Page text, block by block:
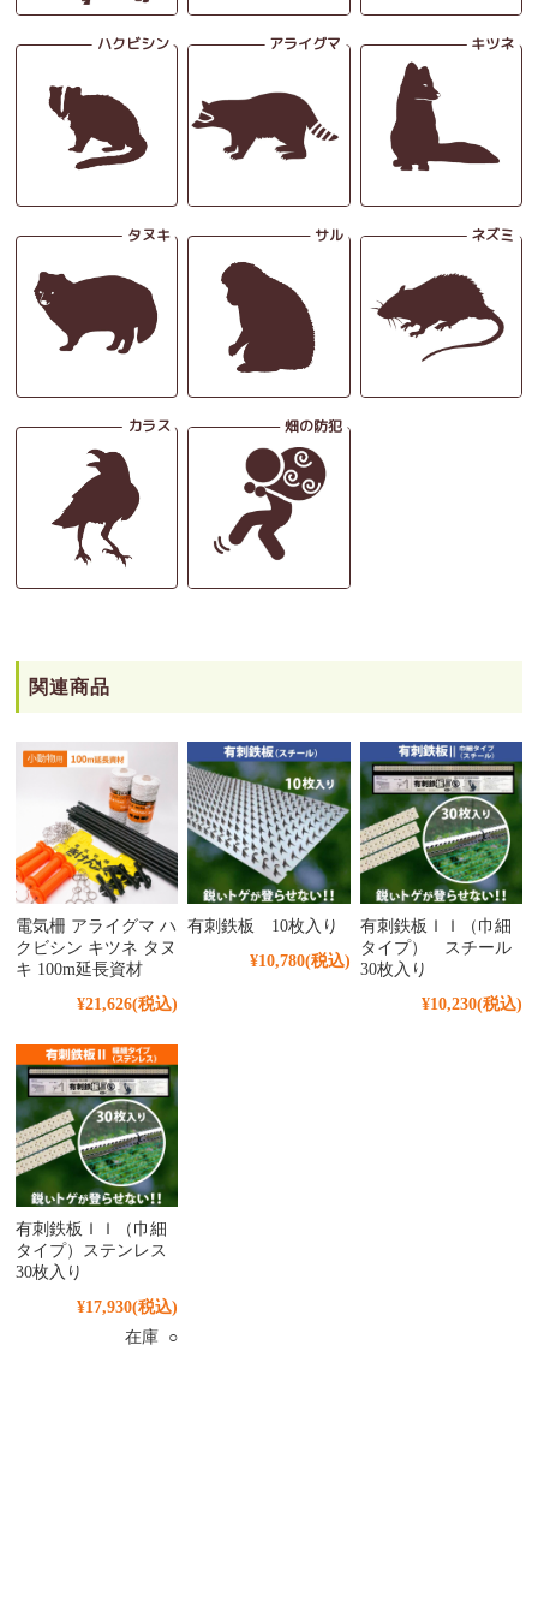
関連商品
電気柵 アライグマ ハ
クビシン キツネ タヌ
キ 100m延長資材
¥21,626(税込)
有刺鉄板 10枚入り
¥10,780(税込)
有刺鉄板ＩＩ（巾細
タイプ） スチール
30枚入り
¥10,230(税込)
有刺鉄板ＩＩ（巾細
タイプ）ステンレス
30枚入り
¥17,930(税込)
在庫 ○